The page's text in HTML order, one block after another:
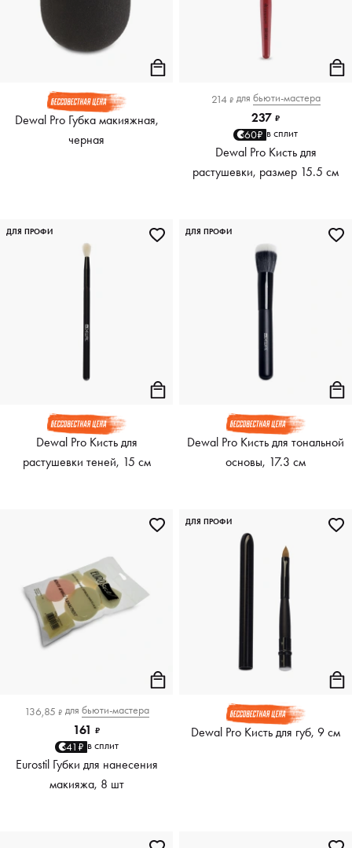
Dewal Pro Губка макияжная,
черная
214 ₽ для бьюти-мастера
237 ₽
60₽ в сплит
Dewal Pro Кисть для
растушевки, размер 15.5 см
Dewal Pro Кисть для
растушевки теней, 15 см
ДЛЯ ПРОФИ
Dewal Pro Кисть для тональной
основы, 17.3 см
ДЛЯ ПРОФИ
136,85 ₽ для бьюти-мастера
161 ₽
41₽ в сплит
Eurostil Губки для нанесения
макияжа, 8 шт
Dewal Pro Кисть для губ, 9 см
ДЛЯ ПРОФИ